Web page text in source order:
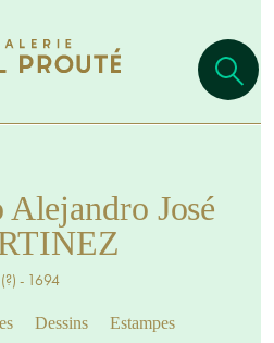
José
(?) - 1694
Dessins Estampes